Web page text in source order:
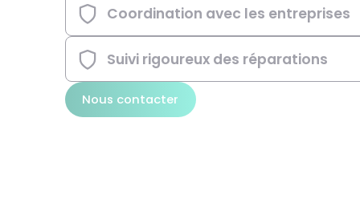
Coordination avec les entreprises
Suivi rigoureux des réparations
Nous contacter